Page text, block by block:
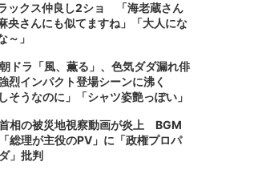
ックス仲良し2ショ 「海老蔵さん
央さんにも似てますね」「大人にな
～」
ドラ「風、薫る」、色気ダダ漏れ俳
烈インパクト登場シーンに沸く
しそうなのに」「シャツ姿艶っぽい」
相の被災地視察動画が炎上 BGM
総理が主役のPV」に「政権プロパ
」批判